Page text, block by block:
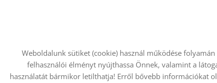
Weboldalunk sütiket (cookie) használ működése
felhasználói élményt nyújthassa Önnek, valamint a
használatát bármikor letilthatja! Erről bővebb információkat